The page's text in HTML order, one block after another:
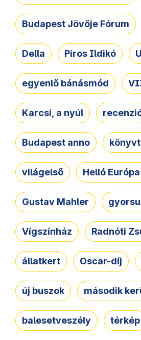
Budapest Jövője Fórum
Della Piros Ildikó
egyenlő bánásmód
Karcsi, a nyúl
Budapest anno
világelső Helló
Gustav Mahler
Vígszínház Radnóti
állatkert Oscar-díj
új buszok második
balesetveszély térkép